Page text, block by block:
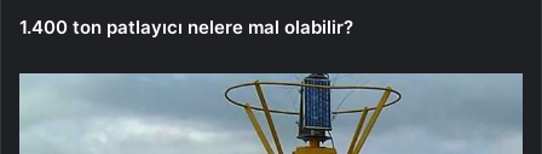
1.400 ton patlayıcı nelere mal olabilir?